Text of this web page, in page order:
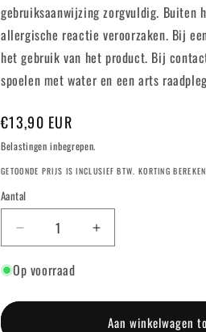
gebruiksaanwijzing zorgvuldig. Buiten
allergische reactie veroorzaken. Bij
het gebruik van het product. Bij
spoelen met water en een arts
Normale
prijs
€13,90 EUR
Belastingen inbegrepen.
GETOONDE PRIJS IS INCLUSIEF BTW. KORTING
Aantal
Aantal
verlagen
voor
GEL
Aantal
verhogen
GEL
Op voorraad
Aan winkelwagen